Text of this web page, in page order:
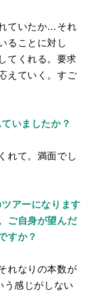
ていたか…それ
ることに対し
てくれる。要求
えていく。すご
いましたか？
れて。満面でし
アーになります
ご自身が望んだ
すか？
れなりの本数が
う感じがしない